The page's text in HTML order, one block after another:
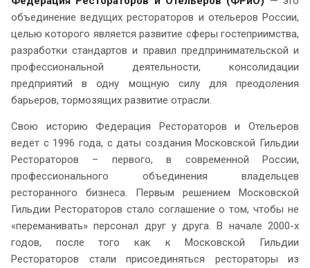
объединение ведущих рестораторов и отельеров России,
целью которого является развитие сферы гостеприимства,
разработки стандартов и правил предпринимательской и
профессиональной деятельности, консолидации
предприятий в одну мощную силу для преодоления
барьеров, тормозящих развитие отрасли.
Свою историю Федерация Рестораторов и Отельеров
ведёт с 1996 года, с даты создания Московской Гильдии
Рестораторов – первого, в современной России,
профессионального объединения владельцев
ресторанного бизнеса. Первым решением Московской
Гильдии Рестораторов стало соглашение о том, чтобы не
«переманивать» персонал друг у друга. В начале 2000-х
годов, после того как к Московской Гильдии
Рестораторов стали присоединяться рестораторы из